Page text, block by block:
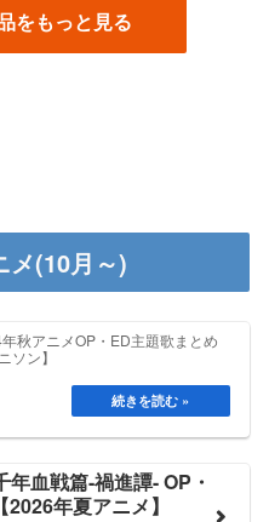
をもっと見る
メ(10月～)
秋アニメOP・ED主題歌まとめ
ソン】
血戦篇-禍進譚- OP・
年夏アニメ】